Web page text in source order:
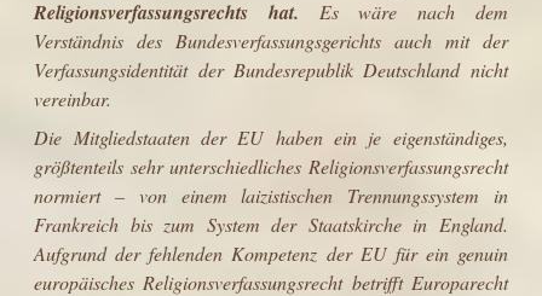
Religionsverfassungsrechts hat. Es wäre nach dem
Verständnis des Bundesverfassungsgerichts auch mit der
Verfassungsidentität der Bundes­republik Deutschland nicht
vereinbar.
Die Mitgliedstaaten der EU haben ein je eigenständiges,
größtenteils sehr unterschiedliches Religionsverfassungsrecht
normiert – von einem laizistischen Trennungssystem in
Frankreich bis zum System der Staatskirche in England.
Aufgrund der fehlenden Kompetenz der EU für ein genuin
europäisches Religionsverfassungsrecht betrifft Europarecht